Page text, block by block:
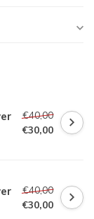
€40,00
€30,00
€40,00
€30,00